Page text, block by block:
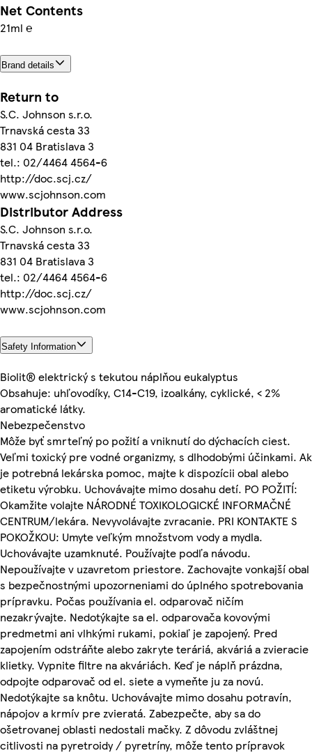
Net Contents
21ml ℮
Brand details
Return to
S.C. Johnson s.r.o.
Trnavská cesta 33
831 04 Bratislava 3
tel.: 02/4464 4564-6
http://doc.scj.cz/
www.scjohnson.com
Distributor Address
S.C. Johnson s.r.o.
Trnavská cesta 33
831 04 Bratislava 3
tel.: 02/4464 4564-6
http://doc.scj.cz/
www.scjohnson.com
Safety Information
Biolit® elektrický s tekutou náplňou eukalyptus
Obsahuje: uhľovodíky, C14-C19, izoalkány, cyklické, < 2%
aromatické látky.
Nebezpečenstvo
Môže byť smrteľný po požití a vniknutí do dýchacích ciest.
Veľmi toxický pre vodné organizmy, s dlhodobými účinkami. Ak
je potrebná lekárska pomoc, majte k dispozícii obal alebo
etiketu výrobku. Uchovávajte mimo dosahu detí. PO POŽITÍ:
Okamžite volajte NÁRODNÉ TOXIKOLOGICKÉ INFORMAČNÉ
CENTRUM/lekára. Nevyvolávajte zvracanie. PRI KONTAKTE S
POKOŽKOU: Umyte veľkým množstvom vody a mydla.
Uchovávajte uzamknuté. Používajte podľa návodu.
Nepoužívajte v uzavretom priestore. Zachovajte vonkajší obal
s bezpečnostnými upozorneniami do úplného spotrebovania
prípravku. Počas používania el. odparovač ničím
nezakrývajte. Nedotýkajte sa el. odparovača kovovými
predmetmi ani vlhkými rukami, pokiaľ je zapojený. Pred
zapojením odstráňte alebo zakryte teráriá, akváriá a zvieracie
klietky. Vypnite filtre na akváriách. Keď je náplň prázdna,
odpojte odparovač od el. siete a vymeňte ju za novú.
Nedotýkajte sa knôtu. Uchovávajte mimo dosahu potravín,
nápojov a krmív pre zvieratá. Zabezpečte, aby sa do
ošetrovanej oblasti nedostali mačky. Z dôvodu zvláštnej
citlivosti na pyretroidy / pyretríny, môže tento prípravok